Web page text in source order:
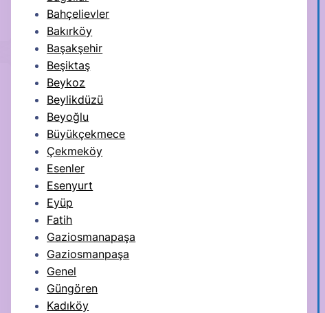
Bahçelievler
Bakırköy
Başakşehir
Beşiktaş
Beykoz
Beylikdüzü
Beyoğlu
Büyükçekmece
Çekmeköy
Esenler
Esenyurt
Eyüp
Fatih
Gaziosmanapaşa
Gaziosmanpaşa
Genel
Güngören
Kadıköy